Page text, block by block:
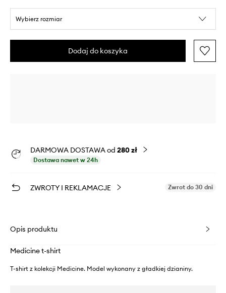
Wybierz rozmiar
Dodaj do koszyka
DARMOWA DOSTAWA od 280 zł
Dostawa nawet w 24h
ZWROTY I REKLAMACJE Zwrot do 30 dni
Opis produktu
Medicine t-shirt
T-shirt z kolekcji Medicine. Model wykonany z gładkiej dzianiny.